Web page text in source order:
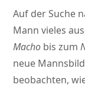
Auf der Suche
Mann vieles
Macho bis zum
neue
beobachten,